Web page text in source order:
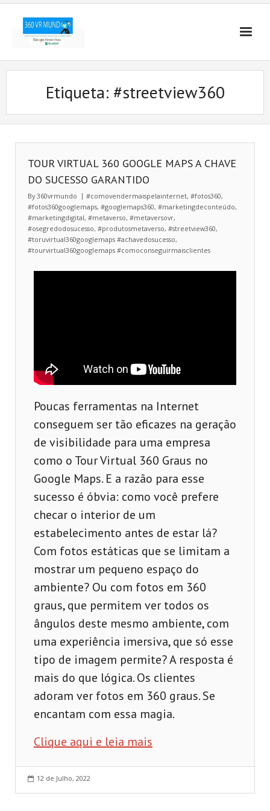
Etiqueta: #streetview360
TOUR VIRTUAL 360 GOOGLE MAPS A CHAVE
DO SUCESSO GARANTIDO
By360vrmundo #comovendermaispelainternet, #fotos360,
#fotos360googlemaps, #googlemaps360, #marketingdeconteúdo,
#marketingdigital, #metaverso, #metaversovr,
#osegredodosucesso, #produtosmetaverso, #streetview360,
#toruvirtual360googlemaps #achavedosucesso,
#tourvirtual360googlemaps #comoconseguirmaisclientes
Poucas ferramentas na Internet
conseguem ser tão eficazes na geração
de visibilidade para uma empresa
como o Tour Virtual 360 Graus no
Google Maps. E a razão para esse
sucesso é óbvia: como você prefere
checar o interior de um
estabelecimento antes de estar lá?
Com fotos estáticas que se limitam a
mostrar um pequeno espaço do
ambiente? Ou com fotos em 360
graus, que permitem ver todos os
ângulos deste mesmo ambiente, com
uma experiência imersiva, que só esse
tipo de imagem permite? A resposta é
mais do que lógica. Os clientes
adoram ver fotos em 360 graus. Se
encantam com essa magia.
Clique aqui e leia mais
12 de Julho, 2022